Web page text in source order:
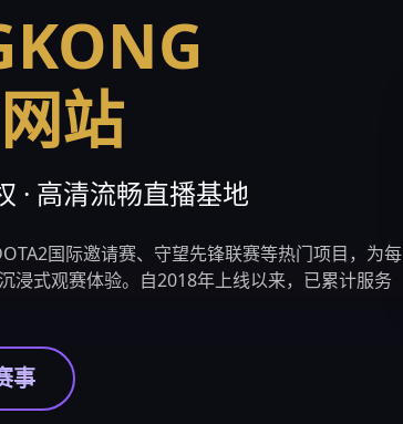
站
· 高清流畅直播基地
国际邀请赛、守望先锋联赛等热门项目，为每
浸式观赛体验。自2018年上线以来，已累计服务
事